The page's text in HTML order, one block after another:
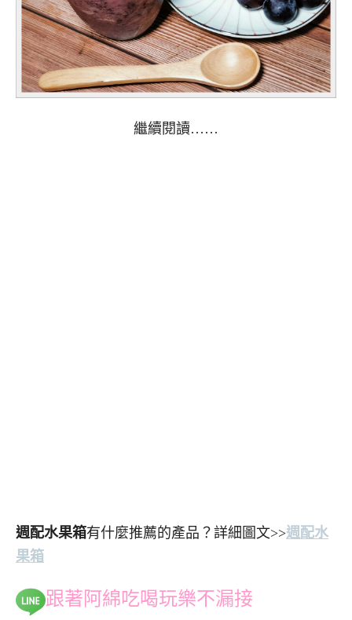
繼續閱讀……
週配水果箱有什麼推薦的產品？詳細圖文>>週配水
果箱
跟著阿綿吃喝玩樂不漏接